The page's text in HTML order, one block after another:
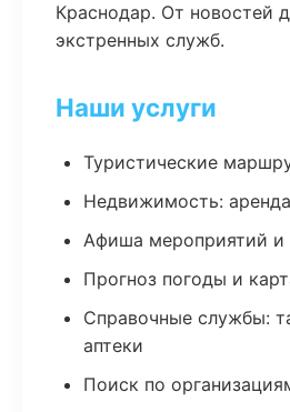
Краснодар. От новостей
экстренных служб.
Наши услуги
Туристические
Недвижимость:
Афиша мероприятий и
Прогноз погоды и
Справочные службы:
аптеки
Поиск по